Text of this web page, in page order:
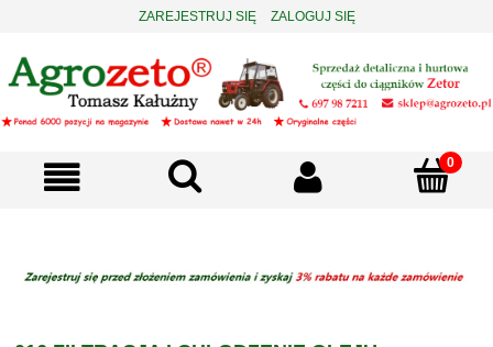
ZAREJESTRUJ SIĘ ZALOGUJ SIĘ